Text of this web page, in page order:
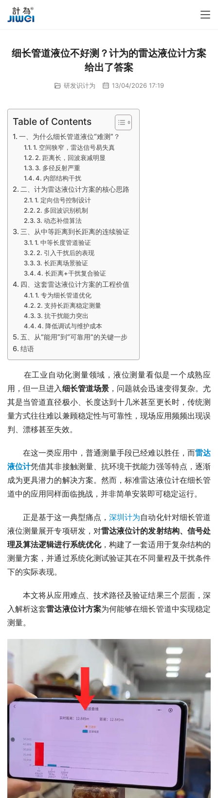
细长管道液位不好测？计为的雷达液位计方案
给出了答案
研发识计为 13/04/2026 17:19
Table of Contents
一、为什么细长管道液位“难测”？
1. 空间狭窄，雷达信号易失真
2. 距离长，回波衰减明显
3. 多径反射严重
4. 内部结构干扰
二、计为雷达液位计方案的核心思路
1. 定向信号控制设计
2. 多回波识别机制
3. 动态补偿算法
三、从中等距离到长距离的连续验证
1. 中等长度管道验证
2. 引入干扰后的表现
3. 长距离场景验证
4. 长距离+干扰复合验证
四、这套雷达液位计方案的工程价值
1. 专为细长管道优化
2. 支持长距离稳定测量
3. 抗干扰能力突出
4. 降低调试与维护成本
五、从“能用”到“可靠用”的关键一步
结语
在工业自动化测量领域，液位测量看似是一个成熟应
用，但一旦进入细长管道场景 ，问题就会迅速变得复杂。尤
其是当管道直径极小、长度达到十几米甚至更长时，传统测
量方式往往难以兼顾稳定性与可靠性，现场应用频频出现误
判、漂移甚至失效。
在这一类应用中，普通测量手段已经难以胜任，而雷达
液位计凭借其非接触测量、抗环境干扰能力强等特点，逐渐
成为更具潜力的解决方案。然而，标准雷达液位计在细长管
道中的应用同样面临挑战，并非简单安装即可稳定运行。
正是基于这一典型痛点，深圳计为自动化针对细长管道
液位测量展开专项研发，对雷达液位计的发射结构、信号处
理及算法逻辑进行系统优化，构建了一套适用于复杂结构的
测量方案，并通过系统化测试验证其在不同量程及干扰条件
下的实际表现。
本文将从应用难点、技术路径及验证结果三个层面，深
入解析这套雷达液位计方案为何能够在细长管道中实现稳定
测量。